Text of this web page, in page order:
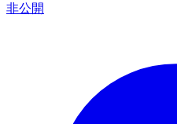
非公開